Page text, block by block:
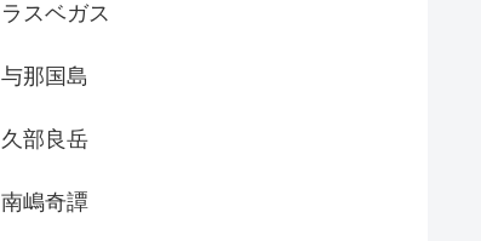
ラスベガス
与那国島
久部良岳
南嶋奇譚